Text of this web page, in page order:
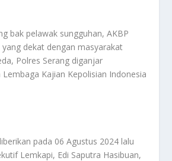
bak pelawak sungguhan, AKBP
dekat dengan masyarakat
Polres Serang diganjar
Kajian Kepolisian Indonesia
pada 06 Agustus 2024 lalu
Lemkapi, Edi Saputra Hasibuan,